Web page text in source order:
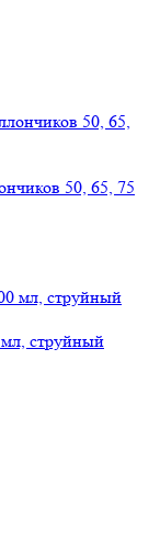
50, 65, 75
струйный